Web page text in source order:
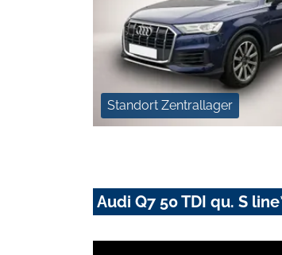
Standort Zentrallager
Audi Q7 50 TDI qu. S